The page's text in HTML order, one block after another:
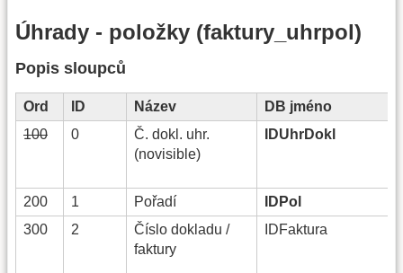
Úhrady - položky (faktury_uhrpol)
Popis sloupců
Ord ID Název DB jméno
100
0
Č. dokl. uhr.
(novisible)
IDUhrDokl
200 1 Pořadí IDPol
300
2
Číslo dokladu /
faktury
IDFaktura